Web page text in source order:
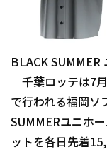
順位表･成績
ファーム東地
ファーム中地
ファーム西地区
選手名鑑トッ
北海道
東北楽天
ニュース
BLACK SUMMER
千葉ロッテは7
で行われる福岡ソ
SUMMERユニホ
ットを各日先着